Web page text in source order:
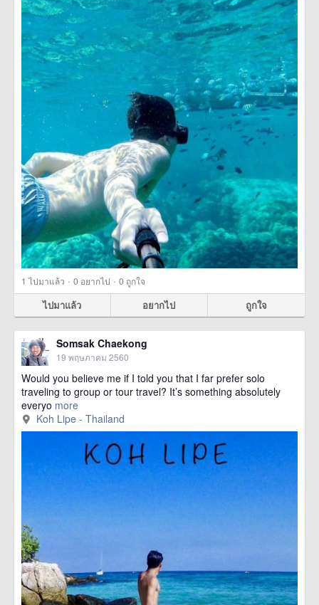
1 ไปมาแล้ว · 0 อยากไป · 0 ถูกใจ
ไปมาแล้ว อยากไป ถูกใจ
Somsak Chaekong
19 พฤษภาคม 2560
Would you believe me if I told you that I far prefer solo
traveling to group or tour travel? It’s something absolutely
everyo more
Koh Lipe - Thailand